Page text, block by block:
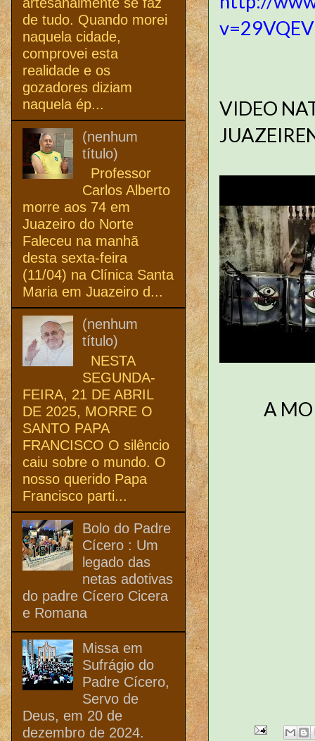
VIDEO
A
de tudo. Quando morei
naquela cidade,
comprovei esta
realidade e os
gozadores diziam
naquela ép...
(nenhum
título)
Professor
Carlos Alberto
morre aos 74 em
Juazeiro do Norte
Faleceu na manhã
desta sexta-feira
(11/04) na Clínica Santa
Maria em Juazeiro d...
(nenhum
título)
NESTA
SEGUNDA-
FEIRA, 21 DE ABRIL
DE 2025, MORRE O
SANTO PAPA
FRANCISCO O silêncio
caiu sobre o mundo. O
nosso querido Papa
Francisco parti...
Bolo do Padre
Cícero : Um
legado das
netas adotivas
do padre Cícero Cicera
e Romana
Missa em
Sufrágio do
Padre Cícero,
Servo de
Deus, em 20 de
dezembro de 2024.